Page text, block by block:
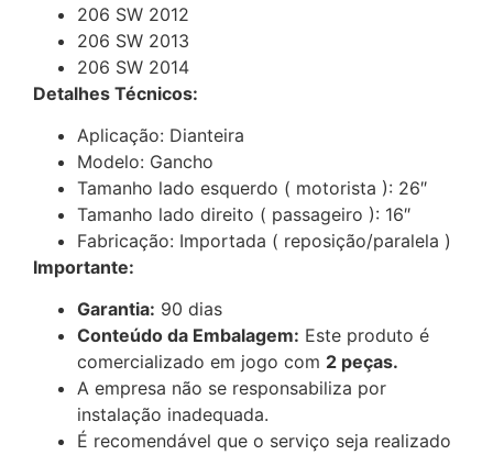
206 SW 2012
206 SW 2013
206 SW 2014
Detalhes Técnicos:
Aplicação: Dianteira
Modelo: Gancho
Tamanho lado esquerdo ( motorista ): 26″
Tamanho lado direito ( passageiro ): 16″
Fabricação: Importada ( reposição/paralela )
Importante:
Garantia: 90 dias
Conteúdo da Embalagem: Este produto é
comercializado em jogo com 2 peças.
A empresa não se responsabiliza por
instalação inadequada.
É recomendável que o serviço seja realizado